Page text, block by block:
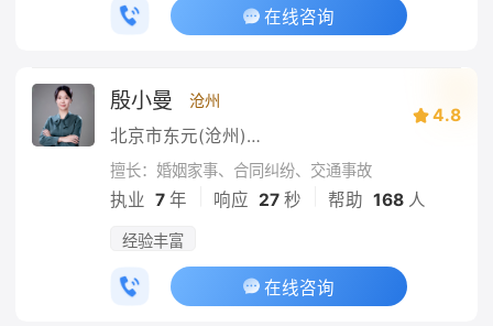
在线咨询
殷小曼 沧州
北京市东元(沧州)律师事务所
4.8
擅长：婚姻家事、合同纠纷、交通事故
执业 7 年 响应 27秒 帮助 168人
经验丰富
在线咨询